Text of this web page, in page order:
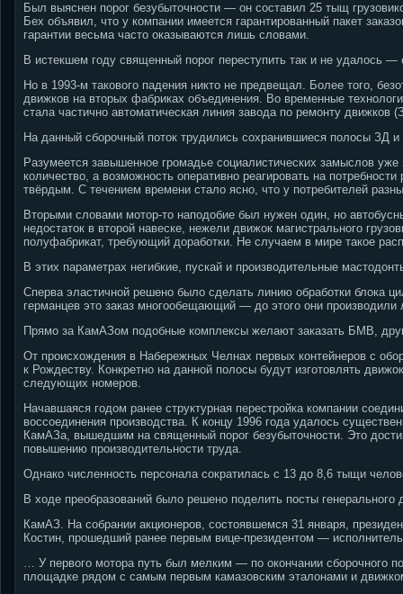
Был выяснен порог безубыточности — он составил 25 тыщ
Бех объявил, что у компании имеется гарантированный пакет
гарантии весьма часто оказываются лишь словами.
В истекшем году священный порог переступить так и не удалось —
Но в 1993-м такового падения никто не предвещал. Более того,
движков на вторых фабриках объединения. Во временные
стала частично автоматическая линия завода по ремонту движков
На данный сборочный поток трудились сохранившиеся полосы ЗД и
Разумеется завышенное громадье социалистических замыслов
количество, а возможность оперативно реагировать на
твёрдым. С течением времени стало ясно, что у потребителей
Вторыми словами мотор-то наподобие был нужен один, но
недостаток в второй навеске, нежели движок магистрального
полуфабрикат, требующий доработки. Не случаем в мире такое
В этих параметрах негибкие, пускай и производительные
Сперва эластичной решено было сделать линию обработки блока
германцев это заказ многообещающий — до этого они
Прямо за КамАЗом подобные комплексы желают заказать БМВ,
От происхождения в Набережных Челнах первых контейнеров с
к Рождеству. Конкретно на данной полосы будут изготовлять
следующих номеров.
Начавшаяся годом ранее структурная перестройка компании
воссоединения производства. К концу 1996 года удалось
КамАЗа, вышедшим на священный порог безубыточности. Это
повышению производительности труда.
Однако численность персонала сократилась с 13 до 8,6 тыщи
В ходе преобразований было решено поделить посты генерального
КамАЗ. На собрании акционеров, состоявшемся 31 января,
Костин, прошедший ранее первым вице-президентом —
… У первого мотора путь был мелким — по окончании сборочного
площадке рядом с самым первым камазовским эталонами и